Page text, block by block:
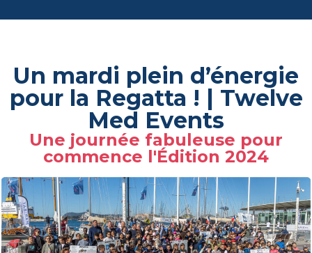
Un mardi plein d’énergie
pour la Regatta ! | Twelve
Med Events
Une journée fabuleuse pour
commence l'Édition 2024